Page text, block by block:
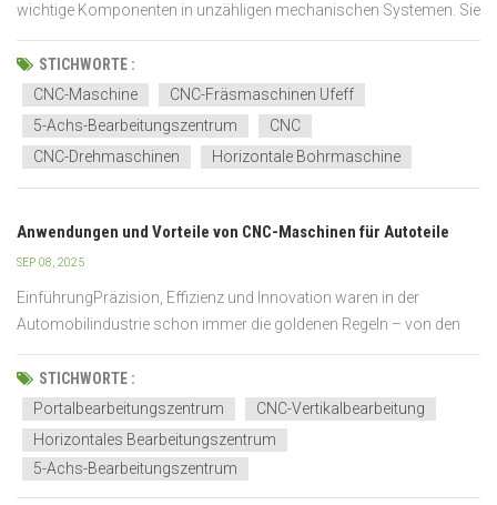
wichtige Komponenten in unzähligen mechanischen Systemen. Sie
dienen der Kraftübertragung. Ihre Herstellung erfordert hohe
Präzision und stellt oft eine Herausforderung dar. Hier kommt die
CNC-Verzahnungsbearbeitung ins Spiel.CNC-Maschinen...
STICHWORTE :
CNC-Maschine
CNC-Fräsmaschinen Ufeff
5-Achs-Bearbeitungszentrum
CNC
CNC-Drehmaschinen
Horizontale Bohrmaschine
Anwendungen und Vorteile von CNC-Maschinen für Autoteile
SEP 08, 2025
EinführungPräzision, Effizienz und Innovation waren in der
Automobilindustrie schon immer die goldenen Regeln – von den
bekannten Fließbändern Henry Fords bis hin zu den
hochautomatisierten, fortschrittlichen Smart Factorys von heute.
Jeder Fortschritt in der Produktionstechnologie ermöglicht die He...
STICHWORTE :
Portalbearbeitungszentrum
CNC-Vertikalbearbeitung
Horizontales Bearbeitungszentrum
5-Achs-Bearbeitungszentrum